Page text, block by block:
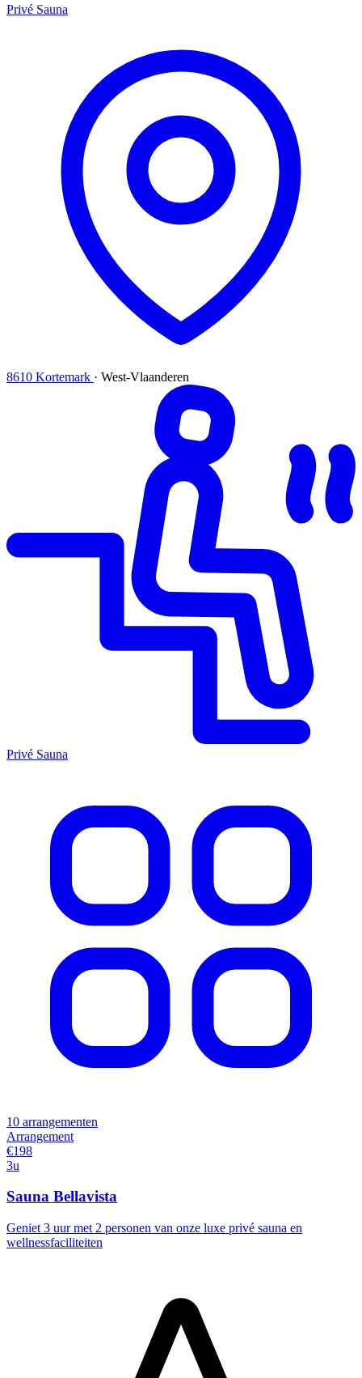
Privé Sauna
8610 Kortemark · West-Vlaanderen
Privé Sauna
10 arrangementen
Arrangement
€198
3u
Sauna Bellavista
Geniet 3 uur met 2 personen van onze luxe privé sauna en
wellnessfaciliteiten